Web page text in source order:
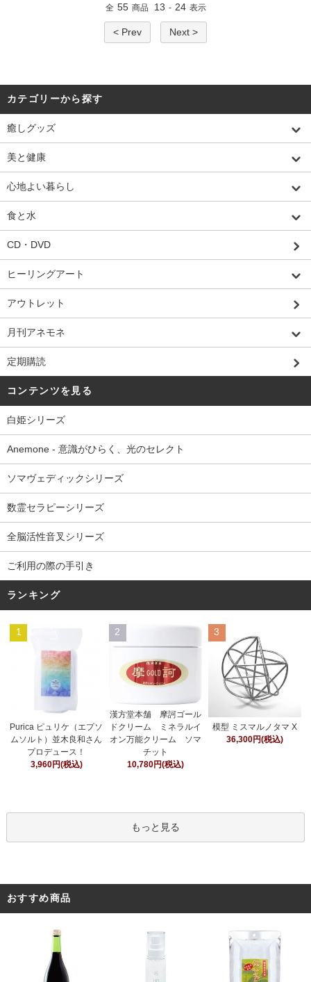
全 55 商品 13 - 24 表示
< Prev Next >
カテゴリーから探す
癒しグッズ
美と健康
心地よい暮らし
食と水
CD・DVD
ヒーリングアート
アウトレット
月刊アネモネ
定期購読
コンテンツを見る
白姫シリーズ
Anemone - 意識がひらく、光のセレクト
ソマヴェディックシリーズ
数霊セラピーシリーズ
全脳活性音叉シリーズ
ご利用の際の手引き
ランキング
1
Purica ピュリケ（エプソ
ムソルト）並木良和さん
プロデュース！
3,960円(税込)
2
漢方堂本舗 摩訶ゴール
ドクリーム ミネラルイ
オン万能クリーム ソマ
チット
10,780円(税込)
3
模型 ミスマルノタマ X
36,300円(税込)
もっと見る
おすすめ商品